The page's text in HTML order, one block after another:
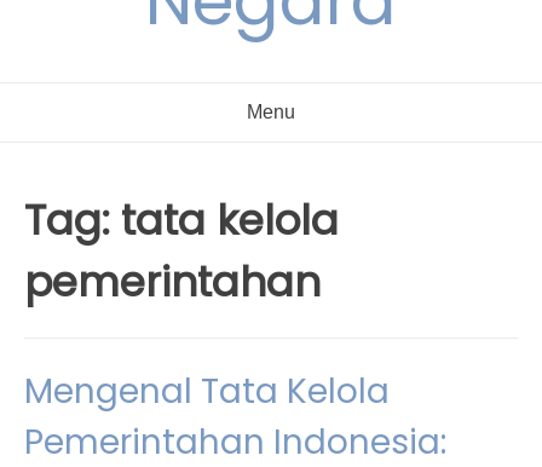
Menu
Tag: tata kelola
pemerintahan
Mengenal Tata Kelola
Pemerintahan Indonesia: